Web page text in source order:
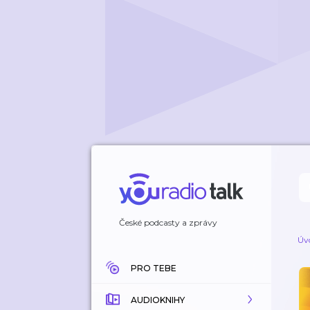
České podcasty a zprávy
PRO TEBE
AUDIOKNIHY